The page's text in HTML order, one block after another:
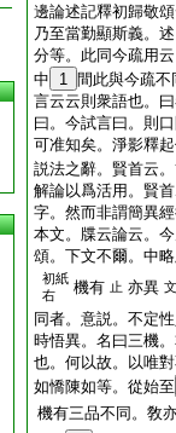
邊論述記釋初歸敬
乃至當勤顯斯義。
分等。此同今疏用
中
1 間此與今疏
言云云則衆語也。
曰。今試言曰。則
可准知矣。淨影釋
説法之辭。賢首云
解論以爲活用。賢
字。然而非謂簡異
本文。牒云論云。
頌。下文不爾。中
初紙
右
機有 止 亦異 文
同者。意説。不定
時悟異。名曰三機
也。何以故。以唯
如憍陳如等。從始至
機有三品不同。敎